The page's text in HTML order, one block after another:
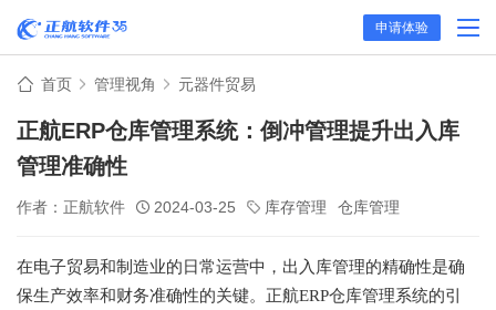
申请体验
首页 管理视角 元器件贸易
正航ERP仓库管理系统：倒冲管理提升出入库
管理准确性
作者：正航软件 2024-03-25 库存管理 仓库管理
在电子贸易和制造业的日常运营中，出入库管理的精确性是确
保生产效率和财务准确性的关键。正航ERP仓库管理系统的引